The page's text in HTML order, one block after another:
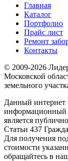
Главная
Каталог
Портфолио
Прайс лист
Ремонт
Контакты
© 2009-2026
Московской
земельного
Данный интернет
информационный
является
Статьи 437
Для получения
стоимости
обращайтесь в